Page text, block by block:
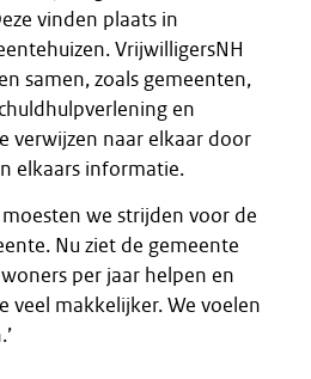
vinden plaats in
VrijwilligersNH
samen, zoals gemeenten,
en
verwijzen naar elkaar door
elkaars informatie.
we strijden voor de
Nu ziet de gemeente
per jaar helpen en
veel makkelijker. We voelen